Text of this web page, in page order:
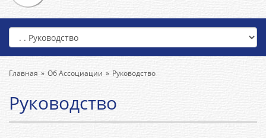
Главная Об Ассоциации Руководство
Руководство